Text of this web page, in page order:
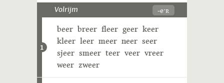
Volrijm -eˑʀ
1
beer breer fleer geer keer
kleer leer meer neer seer
sjeer smeer teer veer vreer
weer zweer